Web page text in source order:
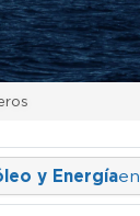
y Energíaen